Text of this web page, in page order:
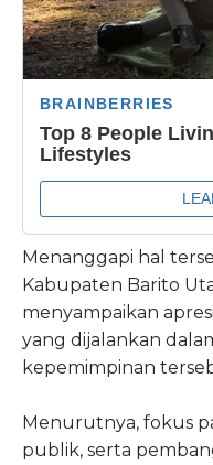
Menanggapi hal
Kabupaten Barito
menyampaikan
yang dijalankan
kepemimpinan
Menurutnya, fokus
publik, serta